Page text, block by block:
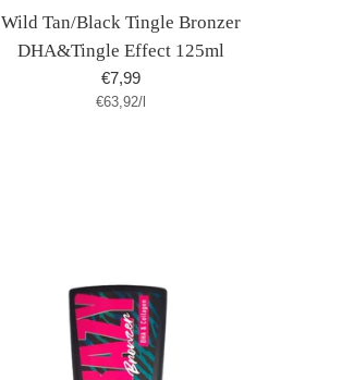
Wild Tan/Black Tingle Bronzer
DHA&Tingle Effect 125ml
Normaler
Preis
€7,99
Stückpreis
€63,92/pro
l